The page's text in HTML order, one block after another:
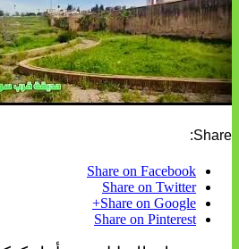
Share:
Share on Facebook
Share on Twitter
Share on Google+
Share on Pinterest